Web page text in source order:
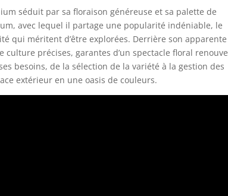
séduit par sa floraison généreuse et sa palette de
avec lequel il partage une popularité indéniable, le
qui méritent d’être explorées. Derrière son apparente
précises, garantes d’un spectacle floral
besoins, de la sélection de la variété à la gestion des
extérieur en une oasis de couleurs.